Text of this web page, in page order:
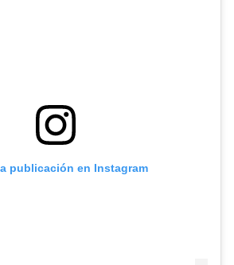
publicación en Instagram